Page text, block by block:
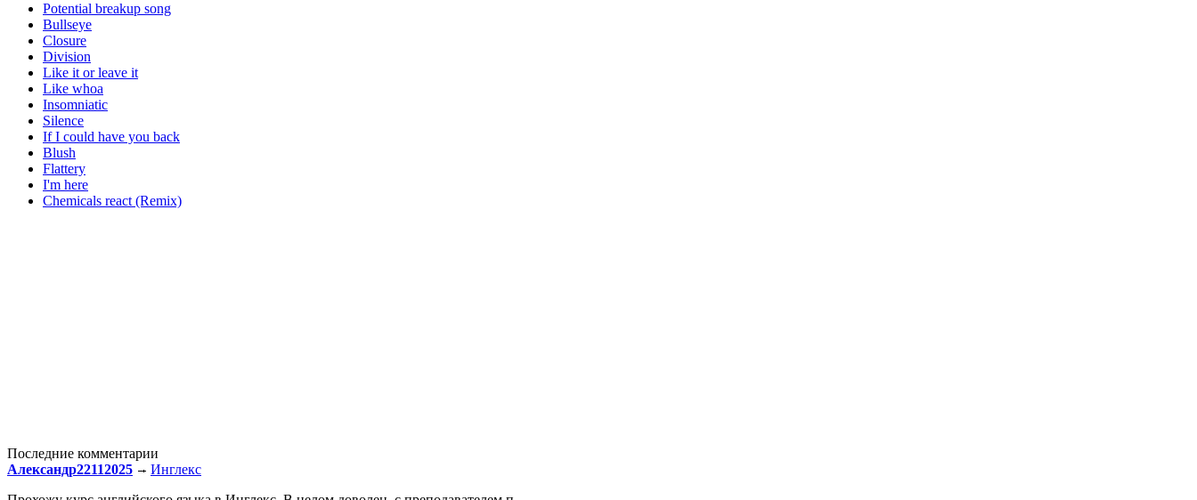
Potential breakup song
Bullseye
Closure
Division
Like it or leave it
Like whoa
Insomniatic
Silence
If I could have you back
Blush
Flattery
I'm here
Chemicals react (Remix)
Последние комментарии
Александр22112025
Инглекс